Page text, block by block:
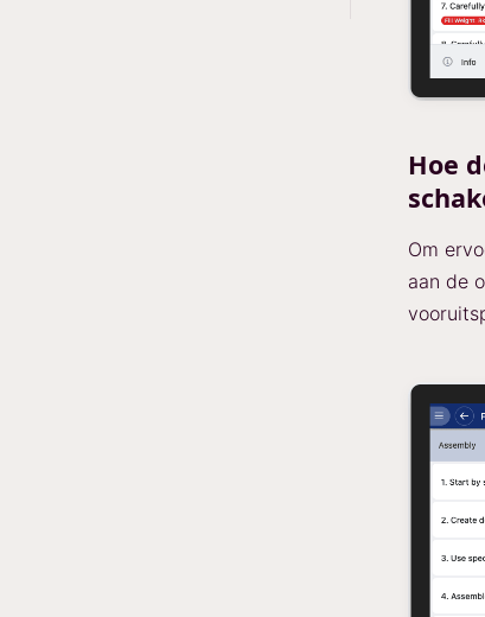
Hoe
Om
aan de